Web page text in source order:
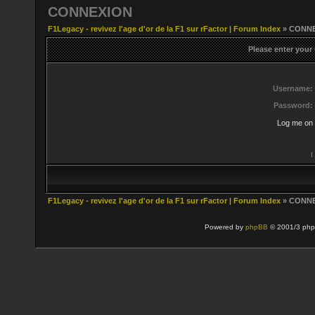
CONNEXION
F1Legacy - revivez l'age d'or de la F1 sur rFactor | Forum Index »
Please enter
Username:
Password:
Log me
I
F1Legacy - revivez l'age d'or de la F1 sur rFactor | Forum Index »
Powered by phpBB © 2001/3